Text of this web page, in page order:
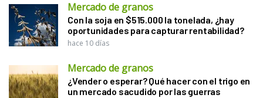
Mercado de granos
Con la soja en $515.000 la tonelada, ¿hay
oportunidades para capturar rentabilidad?
hace 10 días
Mercado de granos
¿Vender o esperar? Qué hacer con el trigo en
un mercado sacudido por las guerras